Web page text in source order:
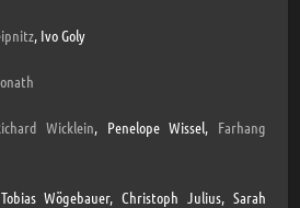
, Ivo Goly
Wicklein, Penelope Wissel, Farhang
Wögebauer, Christoph Julius, Sarah